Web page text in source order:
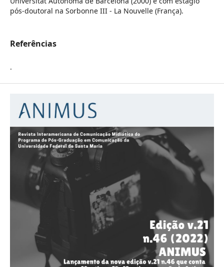
pós-doutoral na Sorbonne III - La Nouvelle (França).
Referências
.